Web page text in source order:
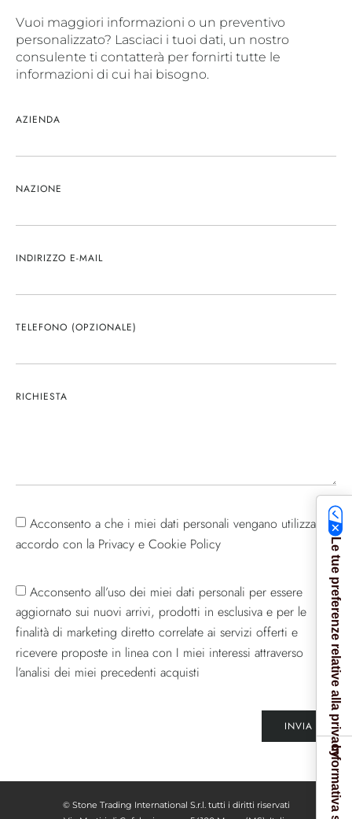
Vuoi maggiori informazioni o un preventivo
personalizzato? Lasciaci i tuoi dati, un nostro
consulente ti contatterà per fornirti tutte le
informazioni di cui hai bisogno.
AZIENDA
NAZIONE
INDIRIZZO E-MAIL
TELEFONO (OPZIONALE)
RICHIESTA
Acconsento a che i miei dati personali vengano utilizzati in
accordo con la Privacy e Cookie Policy
Acconsento all’uso dei miei dati personali per essere
aggiornato sui nuovi arrivi, prodotti in esclusiva e per le
finalità di marketing diretto correlate ai servizi offerti e
ricevere proposte in linea con I miei interessi attraverso
l’analisi dei miei precedenti acquisti
INVIA
© Stone Trading International S.r.l. tutti i diritti riservati
Le tue preferenze relative alla privacy